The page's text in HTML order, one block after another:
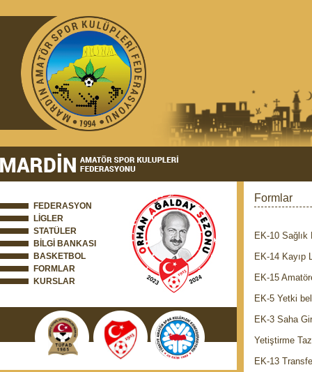
FEDERASYON
LİGLER
STATÜLER
BİLGİ BANKASI
BASKETBOL
FORMLAR
KURSLAR
Formlar
EK-10 Sağlık
EK-14 Kayıp
EK-15
EK-5 Yetki
EK-3 Saha
Yetiştirme
EK-13